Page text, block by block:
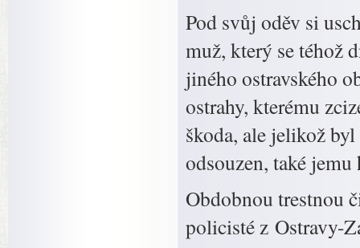
Pod svůj oděv si
muž, který se téhož
jiného ostravského
ostrahy, kterému
škoda, ale jelikož
odsouzen, také
Obdobnou trestnou
policisté z Ostravy-